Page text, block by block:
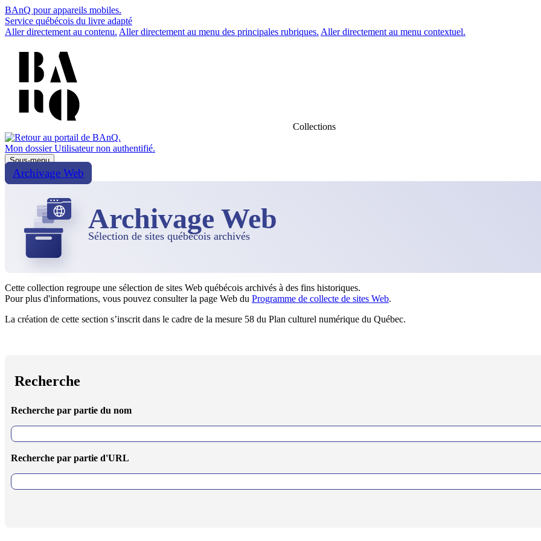
BAnQ pour appareils mobiles.
Service québécois du livre adapté
Aller directement au contenu. Aller directement au menu des principales rubriques. Aller directement au menu contextuel.
Collections
Mon dossier Utilisateur non authentifié.
Sous-menu
Archivage Web
Archivage Web
Sélection de sites québécois archivés
Cette collection regroupe une sélection de sites Web québécois archivés à des fins historiques.
Pour plus d'informations, vous pouvez consulter la page Web du Programme de collecte de sites Web.
La création de cette section s’inscrit dans le cadre de la mesure 58 du Plan culturel numérique du Québec.
Recherche
Recherche par partie du nom
Recherche par partie d'URL